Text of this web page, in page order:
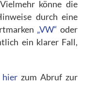
könne die
durch eine
„VW“ oder
ein klarer Fall,
hierzum Abruf zur